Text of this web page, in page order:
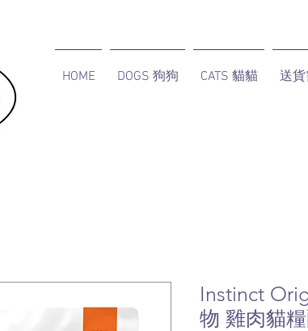
HOME DOGS 狗狗 CATS 貓貓 送
Instinct
物 雞肉貓